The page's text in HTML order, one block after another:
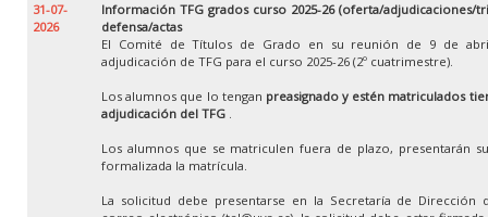
31-07-
2026
Información TFG grados curso 2025-26 (oferta/adjudicaciones/
defensa/actas
El Comité de Títulos de Grado en su reunión de 9 de
adjudicación de TFG para el curso 2025-26 (2º cuatrimestre).
Los alumnos que lo tengan preasignado y estén matriculados
adjudicación del TFG .
Los alumnos que se matriculen fuera de plazo, presentarán
formalizada la matrícula.
La solicitud debe presentarse en la Secretaría de Dirección